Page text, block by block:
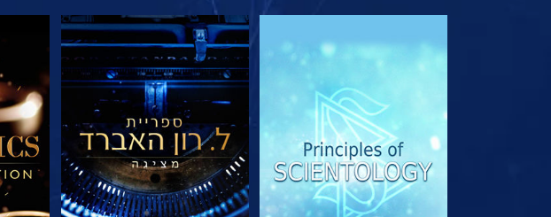
בדוק את הסדרה בדוק את הסדרה